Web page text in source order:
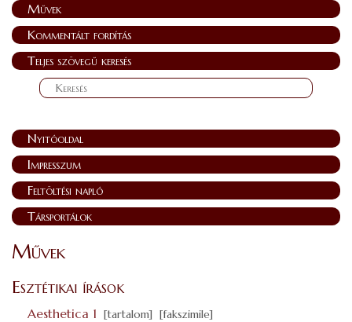
Művek
Kommentált fordítás
Teljes szövegű keresés
Nyitóoldal
Impresszum
Feltöltési napló
Társportálok
Művek
Esztétikai írások
Aesthetica 1 [tartalom] [fakszimile]